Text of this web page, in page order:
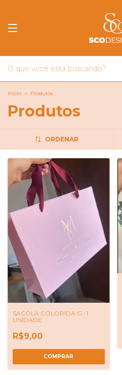
Início > Produtos
Produtos
ORDENAR
SACOLA COLORIDA G -1
UNIDADE
R$9,00
COMPRAR